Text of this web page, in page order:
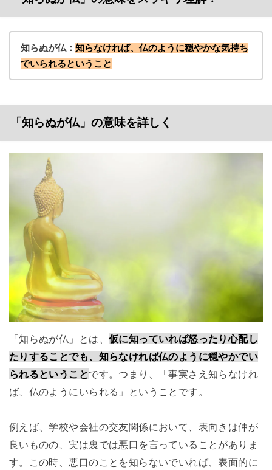
知らぬが仏： 知らなければ、仏のように穏やかな気持ち
でいられるということ
「知らぬが仏」の意味を詳しく
「知らぬが仏」とは、 仮に知っていれば怒ったり心配し
たりすることでも、知らなければ仏のように穏やかでい
られるということです。つまり、「事実さえ知らなけれ
ば、仏のようにいられる」ということです。
例えば、学校や会社の交友関係において、表向きは仲が
良いものの、実は裏では悪口を言っていることがありま
す。この時、悪口のことを知らないでいれば、表面的に